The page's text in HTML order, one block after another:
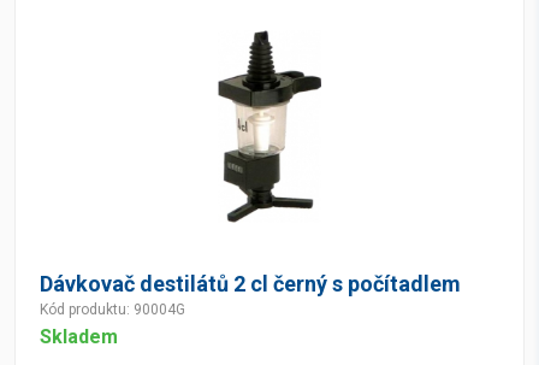
Dávkovač destilátů 2 cl černý s počítadlem
Kód produktu: 90004G
Skladem